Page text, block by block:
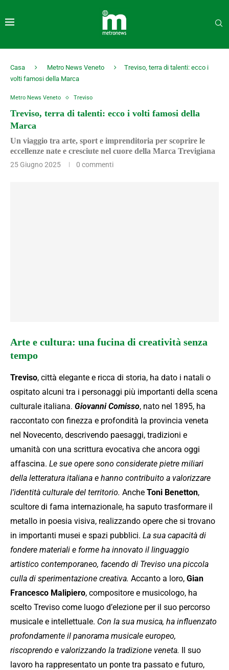
Casa Metro News Veneto
Treviso, terra di talenti: ecco i
volti famosi della Marca
Metro News Veneto Treviso
Treviso, terra di talenti: ecco i volti famosi della
Marca
Un viaggio tra arte, sport e imprenditoria per scoprire le
eccellenze nate e cresciute nel cuore della Marca Trevigiana
25 Giugno 2025 0 commenti
Arte e cultura: una fucina di creatività senza
tempo
Treviso, città elegante e ricca di storia, ha dato i natali o
ospitato alcuni tra i personaggi più importanti della scena
culturale italiana. Giovanni Comisso, nato nel 1895, ha
raccontato con finezza e profondità la provincia veneta
nel Novecento, descrivendo paesaggi, tradizioni e
umanità con una scrittura evocativa che ancora oggi
affascina. Le sue opere sono considerate pietre miliari
della letteratura italiana e hanno contribuito a valorizzare
l’identità culturale del territorio. Anche Toni Benetton,
scultore di fama internazionale, ha saputo trasformare il
metallo in poesia visiva, realizzando opere che si trovano
in importanti musei e spazi pubblici. La sua capacità di
fondere materiali e forme ha innovato il linguaggio
artistico contemporaneo, facendo di Treviso una piccola
culla di sperimentazione creativa. Accanto a loro, Gian
Francesco Malipiero, compositore e musicologo, ha
scelto Treviso come luogo d’elezione per il suo percorso
musicale e intellettuale. Con la sua musica, ha influenzato
profondamente il panorama musicale europeo,
riscoprendo e valorizzando la tradizione veneta. Il suo
lavoro ha rappresentato un ponte tra passato e futuro,